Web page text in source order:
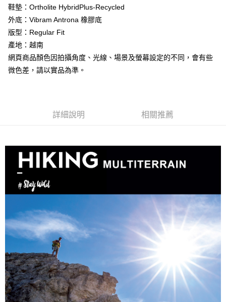
1.分期款項不併入電信帳單，「大哥付你分期」於每月結算日後寄送繳費提
2.透過簡訊連結打開帳單後，可選擇「超商條碼／台灣大直營門市／銀行轉
帳／街口支付／iPASS MONEY」等通路繳費。
【注意事項】
1.本服務係由「台灣大哥大股份有限公司」（以下簡稱本公司）所提供，讓
用戶於交易時，得透過本服務購買商品或服務，並由商店將買賣／分期付款
3.完整用戶服務條款，請詳閱以下連結：
https://oppay.tw/userRule
【「AFTEE先享後付」結帳流程】
１．於結帳方式選擇「AFTEE先享後付」後，將跳轉至「AFTEE先享後付」
２．訂單成立數日內，您將收到繳費通知簡訊。
３．收到繳費通知簡訊後14天內，點擊此簡訊中的連結，可透過四大超商／
ATM／網路銀行／等多元方式進行付款，方視為交易完成。
※ 請注意：結帳手續完成當下不需立刻繳費，但若您需要取消訂單，請聯絡
購買商品的店家。未經商家同意取消之訂單仍視為有效，需透過AFTEE先享
易，需依本服務之必要範圍內提供個人資料，並將交易相關給付款項請求債
權轉讓予恩沛科技股份有限公司。
２．關於個人資料處理事宜，請瀏覽以下網址：
https://aftee.tw/terms/#terms3
３．未成年的使用者請事先徵得法定代理人或監護人之同意方可使用
「AFTEE先享後付」，若未經同意申辦者引起之損失，本公司不負相關責
４．使用「AFTEE先享後付」時，將依據個別帳號之用戶狀況，依本公司即
時審查核予不同之上限額度；若仍有額度不足之情形，本公司將視審查結果
請求用戶進行身份認證。
５．嚴禁一人註冊多個帳號或使用他人資訊註冊。若發現惡意使用之情形，
恩沛科技股份有限公司將有權停止該用戶之使用額度並採取法律行動。
宅配
每筆NT$100，滿NT$799(含以上)免運費
付款後門市自取
免運費
鞋墊：Ortholite HybridPlus-Recycled
外底：Vibram Antrona 橡膠底
版型：Regular Fit
產地：越南
網頁商品顏色因拍攝角度、光線、場景及螢幕設定的不同，會有些
微色差，請以實品為準。
詳細說明 相關推薦